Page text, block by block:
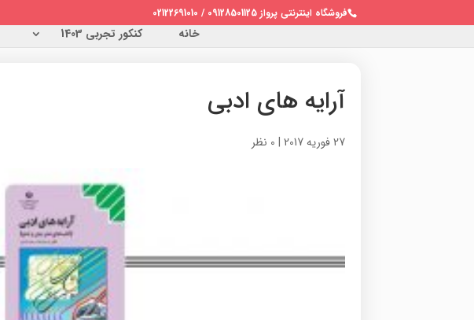
فروشگاه اینترنتی پرواز 09128501125 / 02122691010
خانه کنکور تجربی 1403
آرایه های ادبی
27 فوریه 2017 | 0 نظر